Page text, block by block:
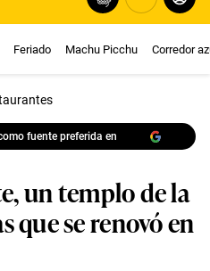
Feriado Machu Picchu Corredor
fuente preferida en
un templo de la
que se renovó en